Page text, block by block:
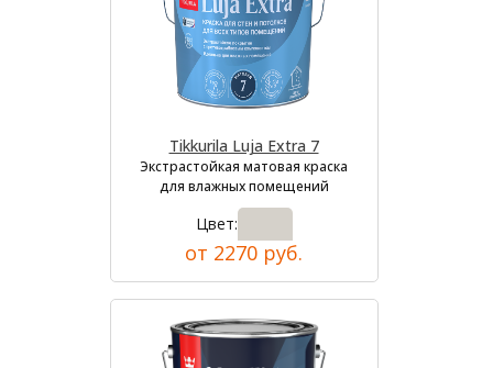
Tikkurila Luja Extra 7
Экстрастойкая матовая краска
для влажных помещений
Цвет:
от 2270 руб.